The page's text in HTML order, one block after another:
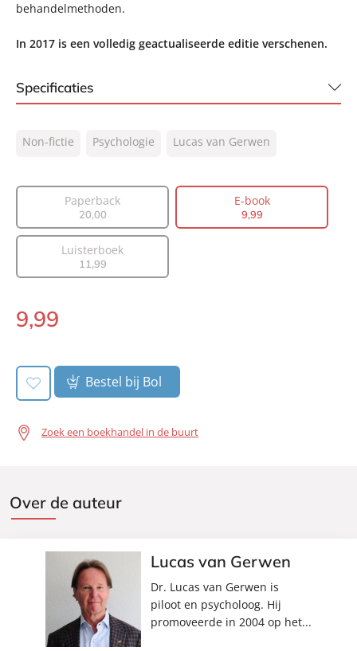
behandelmethoden.
In 2017 is een volledig geactualiseerde editie verschenen.
Specificaties
NUR:
770
Auteur(s):
Lucas van Gerwen
Aantal pagina's:
222
Non-fictie Psychologie Lucas van Gerwen
Paperback
20,00
E-book
9,99
Luisterboek
11,99
E-
9,99
Bestel bij Bol
Zoek een boekhandel in de buurt
Over de auteur
Lucas van Gerwen
Dr. Lucas van Gerwen is
piloot en psycholoog. Hij
promoveerde in 2004 op het...